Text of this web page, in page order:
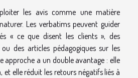
les avis comme une matière
Les verbatims peuvent guider
« ce que disent les clients », des
des articles pédagogiques sur les
approche a un double avantage : elle
et elle réduit les retours négatifs liés à